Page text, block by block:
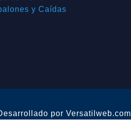
y Caídas
por Versatilweb.com